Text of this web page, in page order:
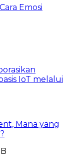
Emosi
IoT melalui
Mana yang